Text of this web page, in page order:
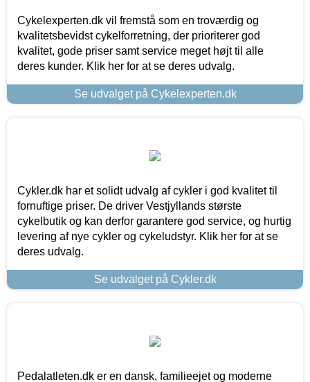
Cykelexperten.dk vil fremstå som en troværdig og
kvalitetsbevidst cykelforretning, der prioriterer god
kvalitet, gode priser samt service meget højt til alle
deres kunder. Klik her for at se deres udvalg.
Se udvalget på Cykelexperten.dk
Cykler.dk har et solidt udvalg af cykler i god kvalitet til
fornuftige priser. De driver Vestjyllands største
cykelbutik og kan derfor garantere god service, og hurtig
levering af nye cykler og cykeludstyr. Klik her for at se
deres udvalg.
Se udvalget på Cykler.dk
Pedalatleten.dk er en dansk, familieejet og moderne